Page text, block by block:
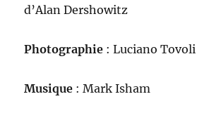
d’Alan Dershowitz
Photographie : Luciano Tovoli
Musique : Mark Isham